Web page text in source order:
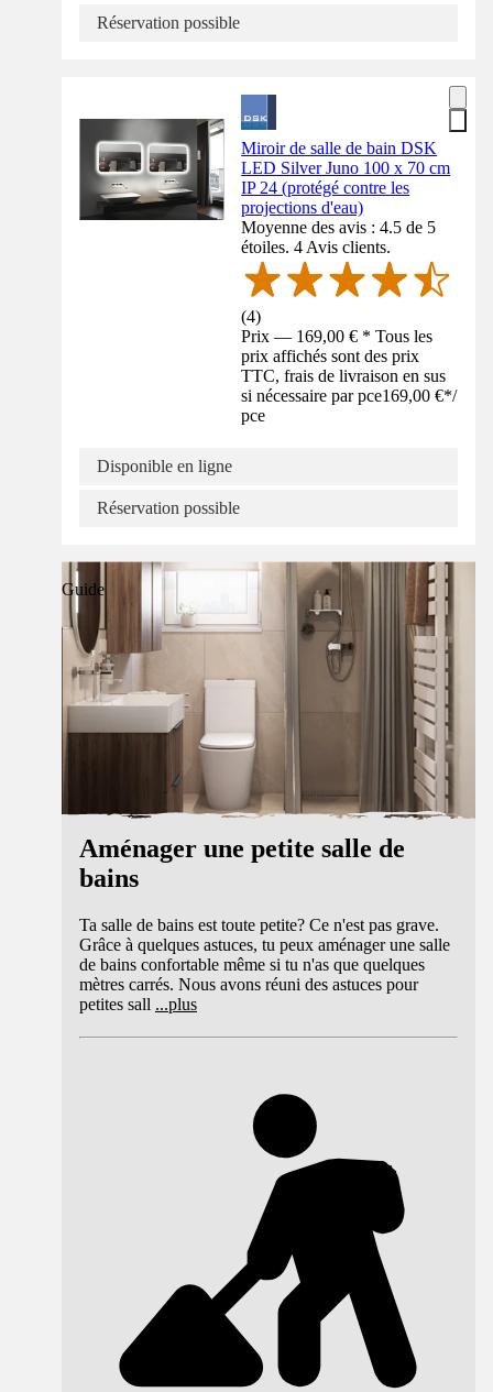
Réservation possible
Miroir de salle de bain DSK
LED Silver Juno 100 x 70 cm
IP 24 (protégé contre les
projections d'eau)
Moyenne des avis : 4.5 de 5
étoiles. 4 Avis clients.
(4)
Prix — 169,00 € * Tous les
prix affichés sont des prix
TTC, frais de livraison en sus
si nécessaire par pce169,00 €*/
pce
Disponible en ligne
Réservation possible
Guide
Aménager une petite salle de
bains
Ta salle de bains est toute petite? Ce n'est pas grave.
Grâce à quelques astuces, tu peux aménager une salle
de bains confortable même si tu n'as que quelques
mètres carrés. Nous avons réuni des astuces pour
petites sall ...plus